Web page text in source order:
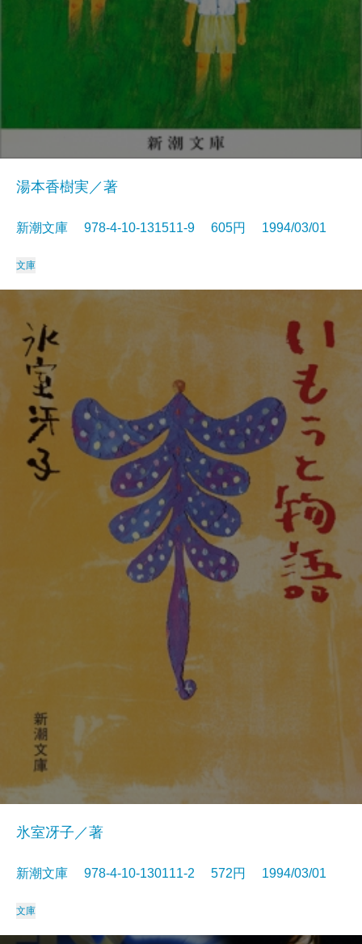
湯本香樹実／著
新潮文庫 978-4-10-131511-9 605円 1994/03/01
文庫
氷室冴子／著
新潮文庫 978-4-10-130111-2 572円 1994/03/01
文庫